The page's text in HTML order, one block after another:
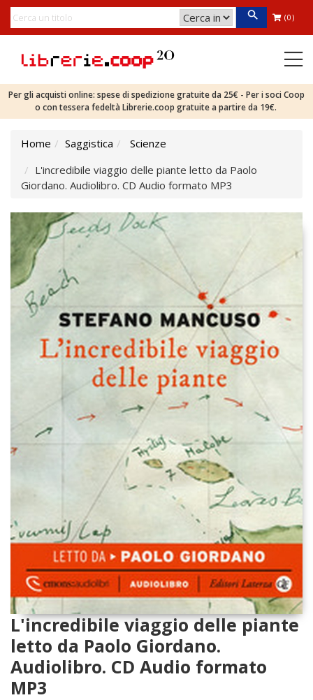
(0)
Per gli acquisti online: spese di spedizione gratuite da 25€ - Per i soci Coop
o con tessera fedeltà Librerie.coop gratuite a partire da 19€.
Home Saggistica
Scienze
L'incredibile viaggio delle piante letto da Paolo
Giordano. Audiolibro. CD Audio formato MP3
L'incredibile viaggio delle piante
letto da Paolo Giordano.
Audiolibro. CD Audio formato
MP3